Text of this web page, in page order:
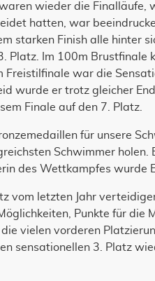
wieder die Finalläufe,
hatten, war
starken Finish alle hinter
Im 100m Brustfinale
Freistilfinale war die
wurde er trotz gleicher
Finale auf den 7. Platz.
für unsere
Schwimmer
des Wettkampfes wurde
vom letzten Jahr
Punkte für die
vielen vorderen
sensationellen 3. Platz